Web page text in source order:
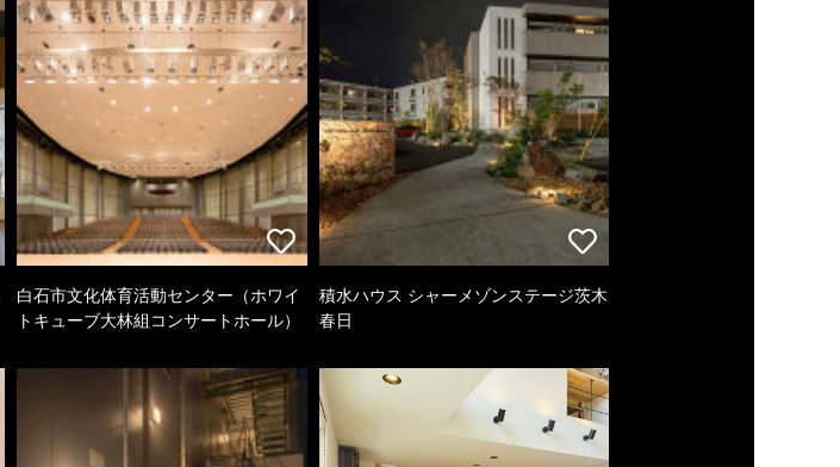
白石市文化体育活動センター（ホワイ
トキューブ大林組コンサートホール）
積水ハウス シャーメゾンステージ茨木
春日